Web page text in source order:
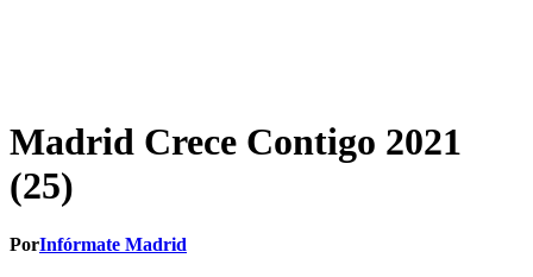
Madrid Crece Contigo 2021
(25)
PorInfórmate Madrid